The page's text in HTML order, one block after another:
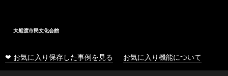
大船渡市民文化会館
❤ お気に入り保存した事例を見る お気に入り機能について